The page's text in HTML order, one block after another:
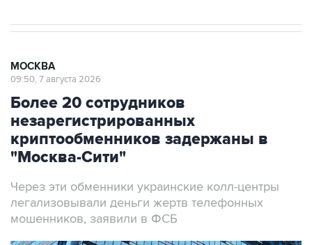
МОСКВА
09:50, 7 августа 2026
Более 20 сотрудников
незарегистрированных
криптообменников задержаны в
"Москва-Сити"
Через эти обменники украинские колл-центры
легализовывали деньги жертв телефонных
мошенников, заявили в ФСБ